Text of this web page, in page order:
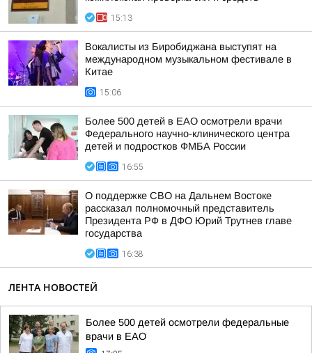
15:13
Вокалисты из Биробиджана выступят на
международном музыкальном фестивале в
Китае
15:06
Более 500 детей в ЕАО осмотрели врачи
Федерального научно-клинического центра
детей и подростков ФМБА России
16:55
О поддержке СВО на Дальнем Востоке
рассказал полномочный представитель
Президента РФ в ДФО Юрий Трутнев главе
государства
16:38
ЛЕНТА НОВОСТЕЙ
Более 500 детей осмотрели федеральные
врачи в ЕАО